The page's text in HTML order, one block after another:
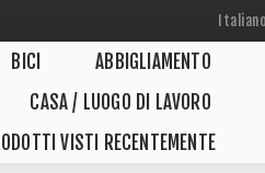
BICI ABBIGLIAMENTO
CASA / LUOGO DI LAVORO
VISTI RECENTEMENTE